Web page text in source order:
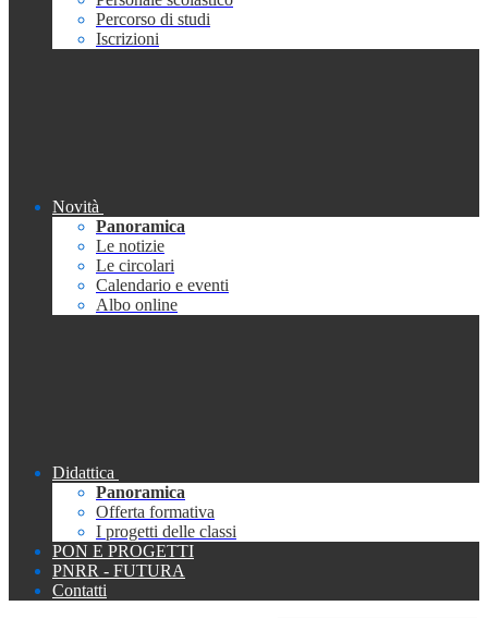
Percorso di studi
Iscrizioni
Novità
Panoramica
Le notizie
Le circolari
Calendario e eventi
Albo online
Didattica
Panoramica
Offerta formativa
I progetti delle classi
PON E PROGETTI
PNRR - FUTURA
Contatti